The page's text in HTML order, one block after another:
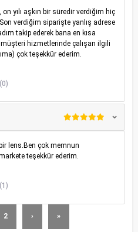
yılı aşkın bir süredir verdiğim hiç
verdiğim siparişte yanlış adrese
takip ederek bana en kısa
müşteri hizmetlerinde çalışan ilgili
çok teşekkür ederim.
(0)
lens.Ben çok memnun
teşekkür ederim.
(1)
2 › »